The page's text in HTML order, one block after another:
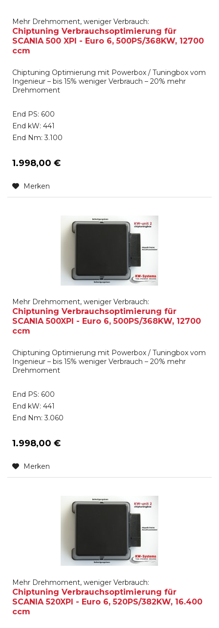
Mehr Drehmoment, weniger Verbrauch:
Chiptuning Verbrauchsoptimierung für
SCANIA 500 XPI - Euro 6, 500PS/368KW, 12700
ccm
Chiptuning Optimierung mit Powerbox / Tuningbox vom
Ingenieur – bis 15% weniger Verbrauch – 20% mehr
Drehmoment
End PS: 600
End kW: 441
End Nm: 3.100
1.998,00 €
Merken
Mehr Drehmoment, weniger Verbrauch:
Chiptuning Verbrauchsoptimierung für
SCANIA 500XPI - Euro 6, 500PS/368KW, 12700
ccm
Chiptuning Optimierung mit Powerbox / Tuningbox vom
Ingenieur – bis 15% weniger Verbrauch – 20% mehr
Drehmoment
End PS: 600
End kW: 441
End Nm: 3.060
1.998,00 €
Merken
Mehr Drehmoment, weniger Verbrauch:
Chiptuning Verbrauchsoptimierung für
SCANIA 520XPI - Euro 6, 520PS/382KW, 16.400
ccm